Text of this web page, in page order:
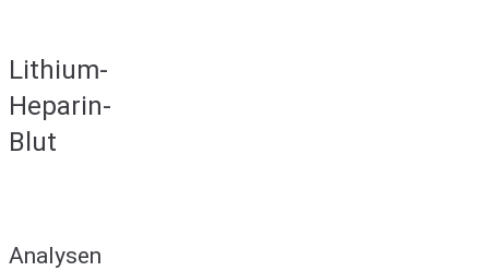
Lithium-
Heparin-
Blut
Analysen